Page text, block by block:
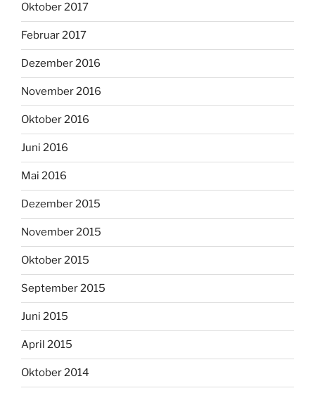
Oktober 2017
Februar 2017
Dezember 2016
November 2016
Oktober 2016
Juni 2016
Mai 2016
Dezember 2015
November 2015
Oktober 2015
September 2015
Juni 2015
April 2015
Oktober 2014